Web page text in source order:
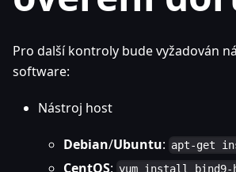
Pro další kontroly bude vyžadován
software:
Nástroj host
Debian/Ubuntu: apt-get
CentOS: yum install bind9-